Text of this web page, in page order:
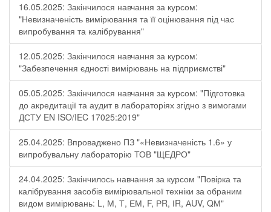
16.05.2025: Закінчилося навчання за курсом:
"Невизначеність вимірювання та її оцінювання під час
випробування та калібрування"
12.05.2025: Закінчилося навчання за курсом:
"Забезпечення єдності вимірювань на підприємстві"
05.05.2025: Закінчилося навчання за курсом: "Підготовка
до акредитації та аудит в лабораторіях згідно з вимогами
ДСТУ EN ISO/IEC 17025:2019"
25.04.2025: Впроваджено ПЗ "«Невизначеність 1.6» у
випробувальну лабораторію ТОВ "ЩЕДРО"
24.04.2025: Закінчилось навчання за курсом "Повірка та
калібрування засобів вимірювальної техніки за обраним
видом вимірювань: L, М, Т, ЕМ, F, РR, ІR, АUV, QМ"